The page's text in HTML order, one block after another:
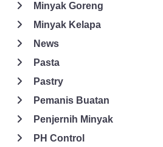
Minyak Goreng
Minyak Kelapa
News
Pasta
Pastry
Pemanis Buatan
Penjernih Minyak
PH Control